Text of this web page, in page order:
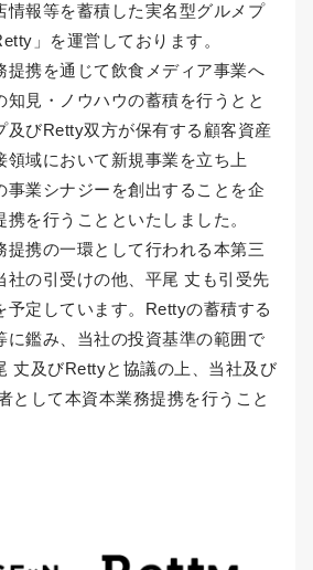
情報等を蓄積した実名型グルメプ
」を運営しております。
携を通じて飲食メディア事業へ
知見・ノウハウの蓄積を行うとと
及びRetty双方が保有する顧客資産
領域において新規事業を立ち上
事業シナジーを創出することを企
を行うことといたしました。
携の一環として行われる本第三
社の引受けの他、平尾 丈も引受先
予定しています。Rettyの蓄積する
に鑑み、当社の投資基準の範囲で
丈及びRettyと協議の上、当社及び
として本資本業務提携を行うこと